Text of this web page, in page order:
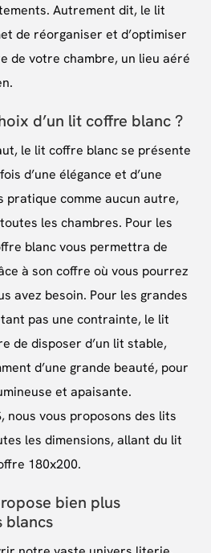
Autrement dit, le lit
de réorganiser et d’optimiser
de votre chambre, un lieu aéré
d’un lit coffre blanc ?
le lit coffre blanc se présente
d’une élégance et d’une
pratique comme aucun autre,
les chambres. Pour les
blanc vous permettra de
à son coffre où vous pourrez
avez besoin. Pour les grandes
pas une contrainte, le lit
de disposer d’un lit stable,
d’une grande beauté, pour
et apaisante.
nous vous proposons des lits
les dimensions, allant du lit
180x200.
bien plus
blancs